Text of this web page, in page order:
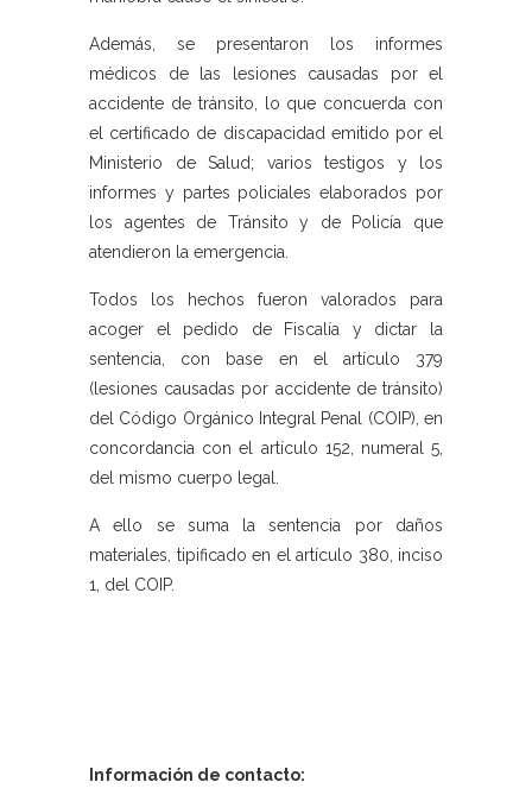
Además, se presentaron los informes
médicos de las lesiones causadas por el
accidente de tránsito, lo que concuerda con
el certificado de discapacidad emitido por el
Ministerio de Salud; varios testigos y los
informes y partes policiales elaborados por
los agentes de Tránsito y de Policía que
atendieron la emergencia.
Todos los hechos fueron valorados para
acoger el pedido de Fiscalía y dictar la
sentencia, con base en el artículo 379
(lesiones causadas por accidente de tránsito)
del Código Orgánico Integral Penal (COIP), en
concordancia con el artículo 152, numeral 5,
del mismo cuerpo legal.
A ello se suma la sentencia por daños
materiales, tipificado en el artículo 380, inciso
1, del COIP.
Información de contacto: